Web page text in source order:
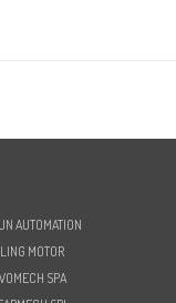
AUTOMATION
MOTOR
SPA